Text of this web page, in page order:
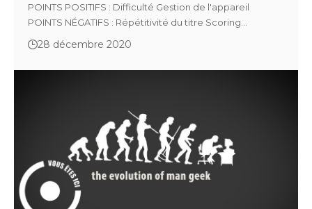
POINTS POSITIFS : Difficulté Gestion de l'appareil
POINTS NÉGATIFS : Répétitivité du titre Scoring…
28 décembre 2020